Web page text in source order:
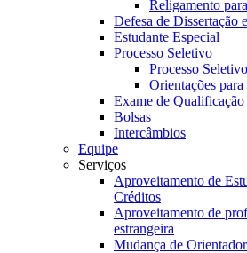
Religamento
Defesa de Dissertação
Estudante Especial
Processo Seletivo
Processo Seletivo
Orientações
Exame de Qualificação
Bolsas
Intercâmbios
Equipe
Serviços
Aproveitamento de
Créditos
Aproveitamento de
estrangeira
Mudança de Orientador